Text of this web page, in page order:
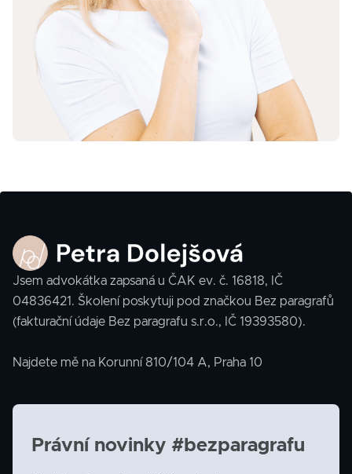
Jsem advokátka zapsaná u ČAK ev. č. 16818, IČ
04836421. Školení poskytuji pod značkou Bez paragrafů
(fakturační údaje Bez paragrafu s.r.o., IČ 19393580).
Najdete mě na Korunní 810/104 A, Praha 10
Právní novinky #bezparagrafu